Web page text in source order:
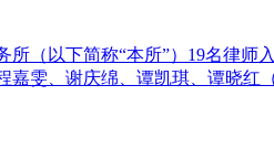
（以下简称“本所”）19名律师
雯、谢庆绵、谭凯琪、谭晓红